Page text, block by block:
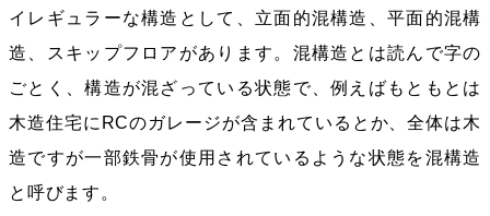
イレギュラーな構造として、立面的混構造、平面的混構
造、スキップフロアがあります。混構造とは読んで字の
ごとく、構造が混ざっている状態で、例えばもともとは
木造住宅にRCのガレージが含まれているとか、全体は木
造ですが一部鉄骨が使用されているような状態を混構造
と呼びます。